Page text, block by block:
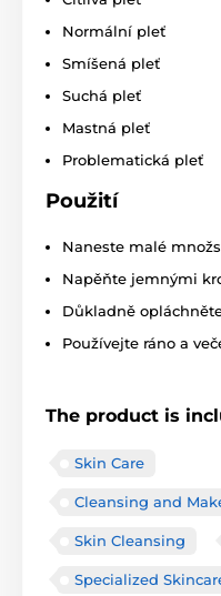
Normální pleť
Smíšená pleť
Suchá pleť
Mastná pleť
Problematická pleť
Použití
Naneste malé
Napěňte jemnými
Důkladně
Používejte ráno a
The product is
Skin Care
Cleansing and
Skin Cleansing
Specialized